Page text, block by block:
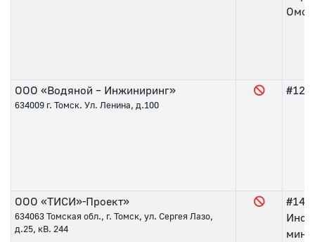
ООО «Водяной – Инжиниринг»
634009 г. Томск. Ул. Ленина, д.100
#127
ООО «ТИСИ»-Проект»
634063 Томская обл., г. Томск, ул. Сергея Лазо,
д.25, кВ. 244
#141